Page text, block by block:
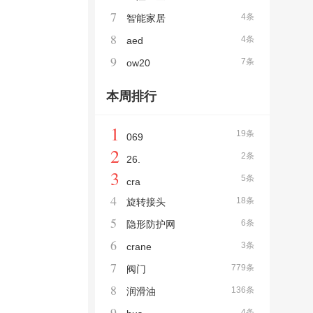
4条
7 智能家居
4条
8 aed
7条
9 ow20
本周排行
19条
1 069
2条
2 26.
5条
3 cra
18条
4 旋转接头
6条
5 隐形防护网
3条
6 crane
779条
7 阀门
136条
8 润滑油